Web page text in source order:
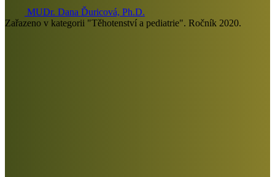
MUDr. Dana Ďuricová, Ph.D.
Zařazeno v kategorii "Těhotenství a pediatrie". Ročník 2020.